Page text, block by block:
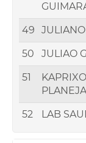
49
50 JULIAO
51
52 LAB